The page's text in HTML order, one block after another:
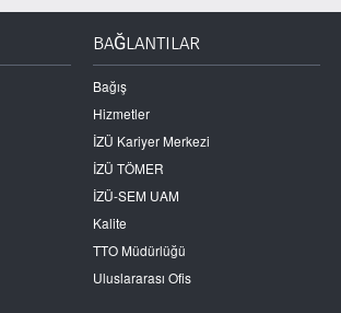
BAĞLANTILAR
Bağış
Hizmetler
İZÜ Kariyer Merkezi
İZÜ TÖMER
İZÜ-SEM UAM
Kalite
TTO Müdürlüğü
Uluslararası Ofis